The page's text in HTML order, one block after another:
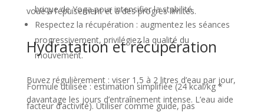
d
e
c
a
brique de Yoga pour intensifier la stabilité.
Respectez la récupération : augmentez les séances
progressivement, privilégiez la qualité du
mouvement.
Formule utilisée : estimation simplifiée (24 kcal/kg *
facteur d’activité). Utiliser comme guide, pas
voué à l’épuisement et à des progrès limités.
Hydratation et récupération
Buvez régulièrement : viser 1,5 à 2 litres d’eau par jour,
davantage les jours d’entraînement intense. L’eau aide